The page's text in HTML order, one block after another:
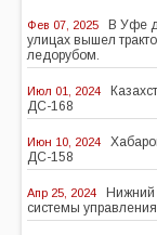
Фев 07, 2025
В Уфе
улицах вышел
ледорубом.
Июл 01, 2024
ДС-168
Июн 10, 2024
ДС-158
Апр 25, 2024
Нижний
системы